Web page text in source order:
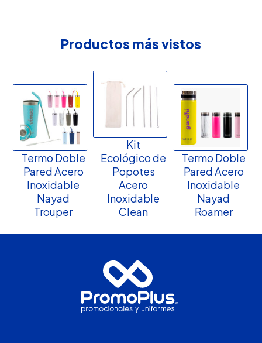
Productos más vistos
Termo Doble
Pared Acero
Inoxidable
Nayad
Trouper
Kit
Ecológico de
Popotes
Acero
Inoxidable
Clean
Termo Doble
Pared Acero
Inoxidable
Nayad
Roamer